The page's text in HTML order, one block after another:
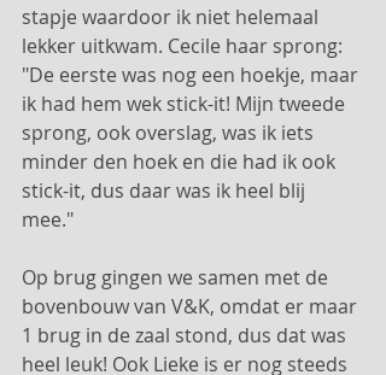
stapje waardoor ik niet helemaal
lekker uitkwam. Cecile haar sprong:
"De eerste was nog een hoekje, maar
ik had hem wek stick-it! Mijn tweede
sprong, ook overslag, was ik iets
minder den hoek en die had ik ook
stick-it, dus daar was ik heel blij
mee."
Op brug gingen we samen met de
bovenbouw van V&K, omdat er maar
1 brug in de zaal stond, dus dat was
heel leuk! Ook Lieke is er nog steeds